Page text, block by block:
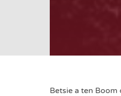
Betsie a ten Boom